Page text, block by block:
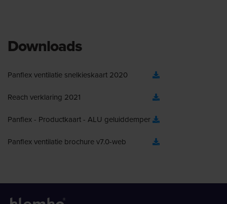
Downloads
Panflex ventilatie snelkieskaart 2020
Reach verklaring 2021
Panflex - Productkaart - ALU geluiddemper
Panflex ventilatie brochure v7.0-web